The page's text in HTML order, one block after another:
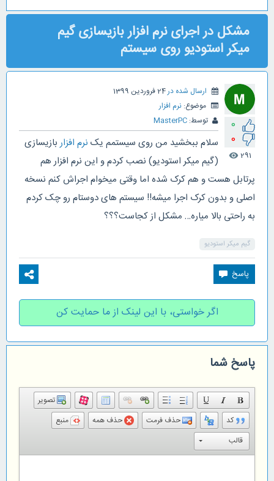
مشکل در اجرای نرم افزار بازیسازی گیم
میکر استودیو روی سیستم
0
0
291
visibility
ارسال شده در24 فروردین 1399
موضوع: نرم افزار
توسط: MasterPC
سلام ببخشید من روی سیستمم یک نرم افزاربازیسازی
(گیم میکر استودیو) نصب کردم و این نرم افزار هم
پرتابل هست و هم کرک شده اما وقتی میخوام اجراش کنم نسخه
اصلی و بدون کرک اجرا میشه!! سیستم های دوستام رو چک کردم
به راحتی بالا میاره… مشکل از کجاست؟؟؟
گیم میکر استودیو
اگر خواستی، با این لینک از ما حمایت کن
پاسخ شما
تصویر
کد
حذف فرمت حذف همه
منبع
قالب